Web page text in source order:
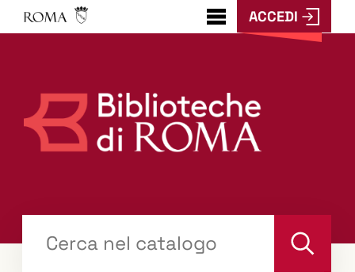
???
menu.button???
ACCEDI
il tuo libro "Catalogo"
Cerca